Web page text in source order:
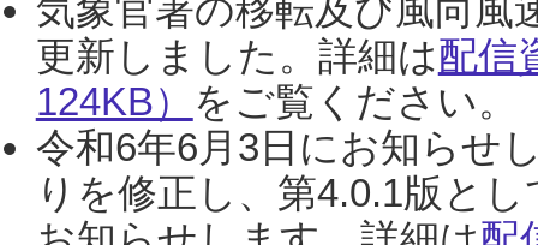
気象官署の移転及び風向風
更新しました。詳細は配信
124KB） をご覧ください。
令和6年6月3日にお知らせ
りを修正し、第4.0.1版と